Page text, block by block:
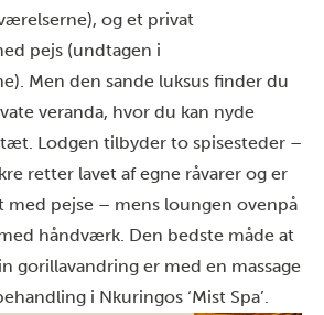
og et privat
pejs (undtagen i
Men den sande luksus finder du
veranda, hvor du kan nyde
Lodgen tilbyder to spisesteder –
retter lavet af egne råvarer og er
pejse – mens loungen ovenpå
håndværk. Den bedste måde at
gorillavandring er med en massage
i Nkuringos ‘Mist Spa’.